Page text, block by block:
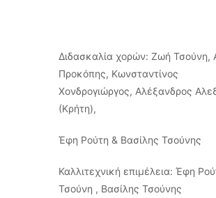
Διδασκαλία χορών: Ζωή Τσούνη,
Προκόπης, Κωνσταντίνος
Χονδρογιώργος, Αλέξανδρος
(Κρήτη),
Έφη Ρούτη & Βασίλης Τσούνης
Καλλιτεχνική επιμέλεια: Έφη
Τσούνη , Βασίλης Τσούνης